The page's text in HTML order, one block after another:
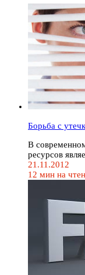
Борьба с
В
ресурсов
21.11.2012
12 мин на